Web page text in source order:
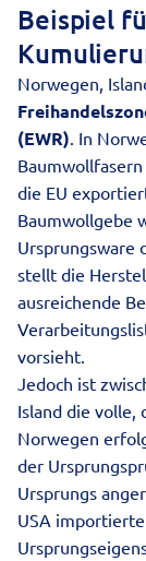
Beispiel
Norwegen,
(EWR) . In
die EU
Baumwollgebe
Ursprungsware
stellt die
ausreichende
vorsieht.
Jedoch ist
Island die volle,
Norwegen
der
Ursprungs
USA